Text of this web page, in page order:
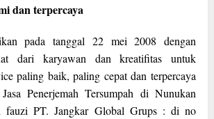
dan terpercaya
pada tanggal 22 mei 2008 dengan
dari karyawan dan kreatifitas untuk
paling baik, paling cepat dan terpercaya
Penerjemah Tersumpah di Nunukan
fauzi PT. Jangkar Global Grups : di no